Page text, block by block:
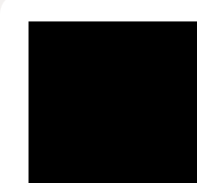
Художественная